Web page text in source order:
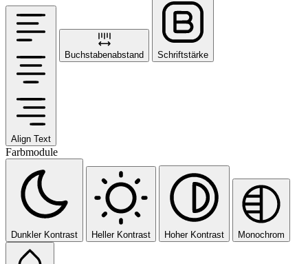
Align Text
Buchstabenabstand Schriftstärke
Farbmodule
Dunkler Kontrast Heller Kontrast Hoher Kontrast Monochrom